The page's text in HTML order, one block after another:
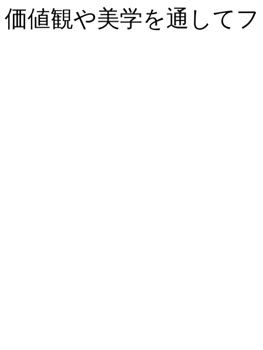
価値観や美学を通して